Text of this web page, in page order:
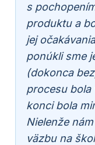
s
produktu a
jej
ponúkli sme
(dokonca
procesu bola
konci bola
Nielenže
väzbu na